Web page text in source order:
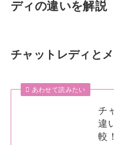
ディの違いを解説
チャットレディと
あわせて読みたい
チ
違
較！